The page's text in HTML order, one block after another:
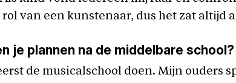
rol van een kunstenaar, dus het zat altijd
je plannen na de middelbare school?
de musicalschool doen. Mijn ouders